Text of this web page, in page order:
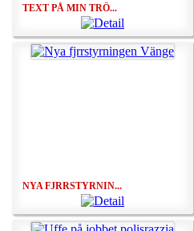
TEXT PÅ MIN TRÖ...
NYA FJRRSTYRNIN...